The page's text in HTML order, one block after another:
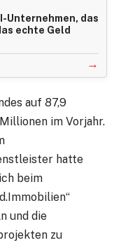
Unternehmen, das
echte Geld
→
auf 87,9
im Vorjahr.
hatte
beim
und die
zu